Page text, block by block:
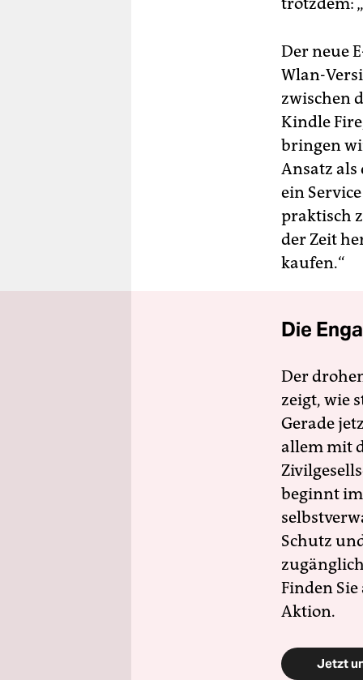
Der neue
Wlan-
zwischen
Kindle
bringen
Ansatz als
ein
praktisch
der Zeit
kaufen.“
Die
Der
zeigt, wie
Gerade
allem mit
beginnt
Schutz
Finden
Aktion.
Jetzt